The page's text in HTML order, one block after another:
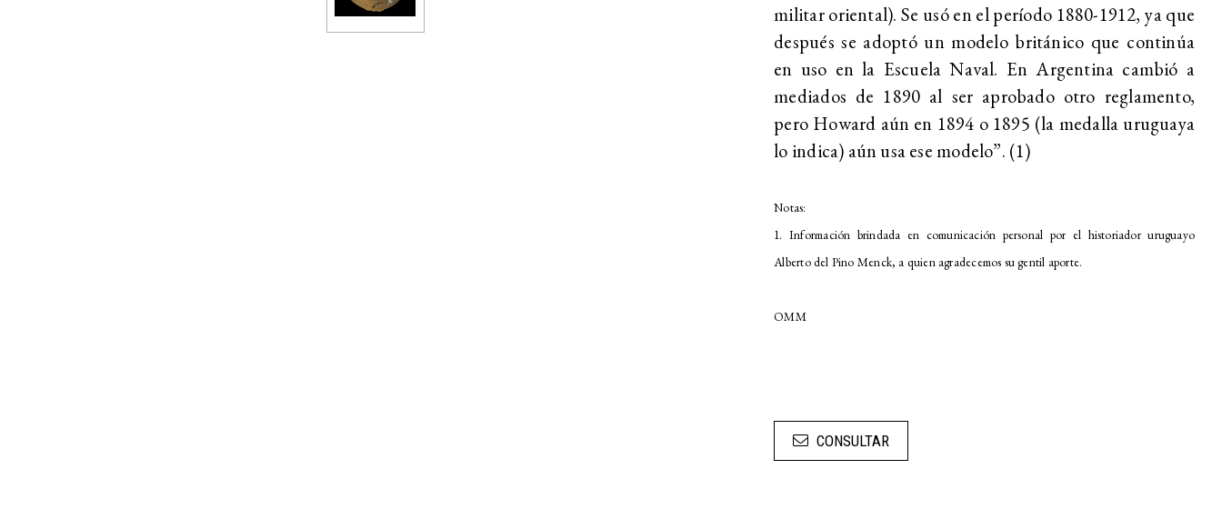
militar oriental). Se usó en el período 1880-1912, ya que
después se adoptó un modelo británico que continúa
en uso en la Escuela Naval. En Argentina cambió a
mediados de 1890 al ser aprobado otro reglamento,
pero Howard aún en 1894 o 1895 (la medalla uruguaya
lo indica) aún usa ese modelo”. (1)
Notas:
1. Información brindada en comunicación personal por el historiador uruguayo
Alberto del Pino Menck, a quien agradecemos su gentil aporte.
OMM
CONSULTAR